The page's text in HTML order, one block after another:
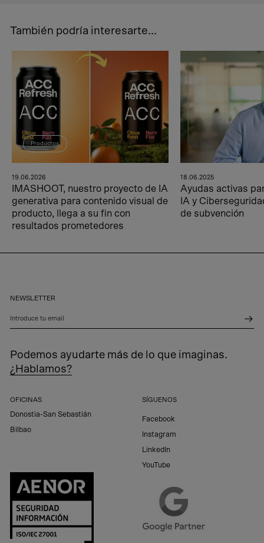
También podría interesarte...
Productos
19.06.2026
IMASHOOT, nuestro proyecto de IA
generativa para contenido visual de
producto, llega a su fin con
resultados prometedores
18.06.2025
Ayudas activas
IA y
de subvención
NEWSLETTER
Introduce tu email
Podemos ayudarte más de lo que imaginas.
¿Hablamos?
OFICINAS
Donostia-San Sebastián
Bilbao
SÍGUENOS
Facebook
Instagram
LinkedIn
YouTube